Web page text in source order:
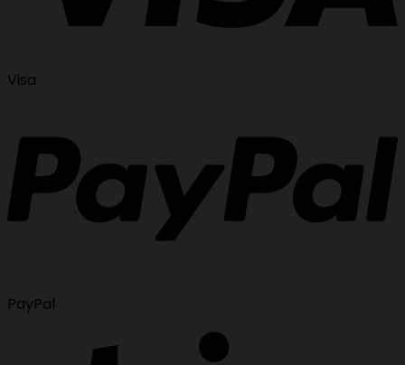
Visa
PayPal